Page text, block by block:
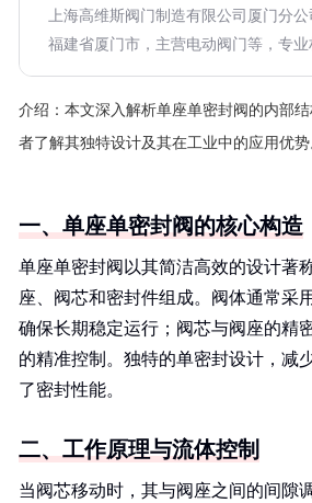
上海高维斯阀门制造有限公司厦门分公
福建省厦门市，主营电动阀门等，专业
介绍： 本文深入解析单座单密封阀的内部
者了解其独特设计及其在工业中的应用优势
一、单座单密封阀的核心构造
单座单密封阀以其简洁高效的设计著
座、阀芯和密封件组成。阀体通常采
确保长期稳定运行；阀芯与阀座的精
的精准控制。独特的单密封设计，减
了密封性能。
二、工作原理与流体控制
当阀芯移动时，其与阀座之间的间隙